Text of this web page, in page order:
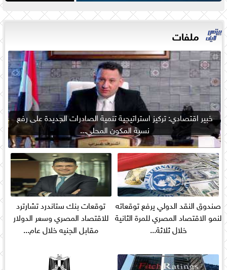
ملفات
خبير اقتصادي: تركيز استراتيجية تنمية الصادرات الجديدة على رفع
نسبة المكون المحلي...
صندوق النقد الدولي يرفع توقعاته
لنمو الاقتصاد المصري للمرة الثانية
خلال ثلاثة...
توقعات بنك ستاندرد تشارترد
للاقتصاد المصري وسعر الدولار
مقابل الجنيه خلال عام...